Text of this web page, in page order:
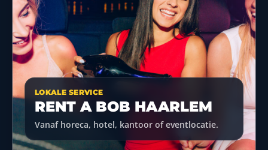
LOKALE SERVICE
RENT A BOB HAARLEM
Vanaf horeca, hotel, kantoor of eventlocatie.